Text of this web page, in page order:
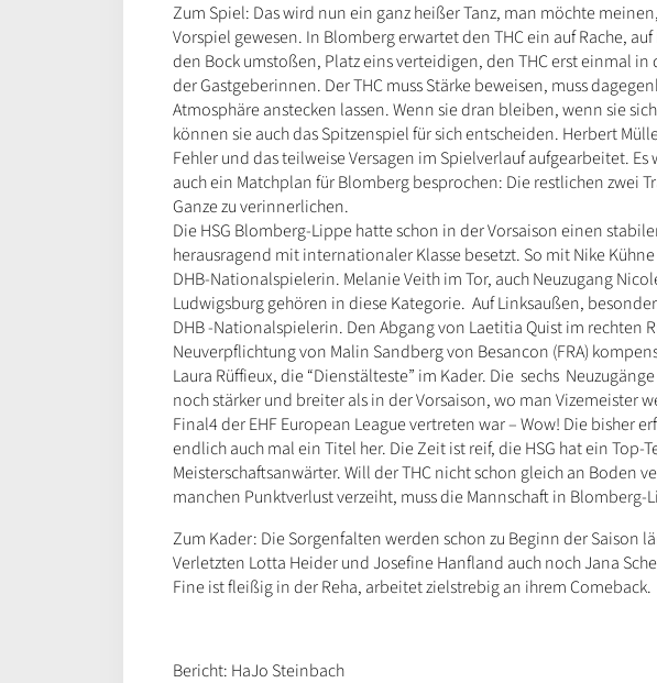
Zum Spiel: Das wird nun ein ganz heißer Tanz, man möchte
Vorspiel gewesen. In Blomberg erwartet den THC ein auf Rache,
den Bock umstoßen, Platz eins verteidigen, den THC erst einmal
der Gastgeberinnen. Der THC muss Stärke beweisen, muss
Atmosphäre anstecken lassen. Wenn sie dran bleiben, wenn sie
können sie auch das Spitzenspiel für sich entscheiden. Herbert
Fehler und das teilweise Versagen im Spielverlauf aufgearbeitet.
auch ein Matchplan für Blomberg besprochen: Die restlichen zwei
Ganze zu verinnerlichen.
Die HSG Blomberg-Lippe hatte schon in der Vorsaison einen
herausragend mit internationaler Klasse besetzt. So mit Nike
DHB-Nationalspielerin. Melanie Veith im Tor, auch Neuzugang
Ludwigsburg gehören in diese Kategorie. Auf Linksaußen,
DHB -Nationalspielerin. Den Abgang von Laetitia Quist im rechten
Neuverpflichtung von Malin Sandberg von Besancon (FRA)
Laura Rüffieux, die “Dienstälteste” im Kader. Die sechs
noch stärker und breiter als in der Vorsaison, wo man Vizemeister
Final4 der EHF European League vertreten war – Wow! Die bisher
endlich auch mal ein Titel her. Die Zeit ist reif, die HSG hat ein Top-
Meisterschaftsanwärter. Will der THC nicht schon gleich an Boden
manchen Punktverlust verzeiht, muss die Mannschaft in Blomberg-
Zum Kader: Die Sorgenfalten werden schon zu Beginn der Saison
Verletzten Lotta Heider und Josefine Hanfland auch noch Jana
Fine ist fleißig in der Reha, arbeitet zielstrebig an ihrem Comeback.
Bericht: HaJo Steinbach